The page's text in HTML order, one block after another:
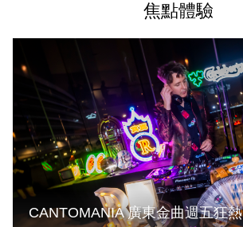
焦點體驗
CANTOMANIA 廣東金曲週五狂熱